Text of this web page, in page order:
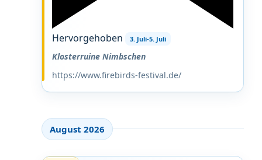
Hervorgehoben 3. Juli-5. Juli
Klosterruine Nimbschen
https://www.firebirds-festival.de/
August 2026